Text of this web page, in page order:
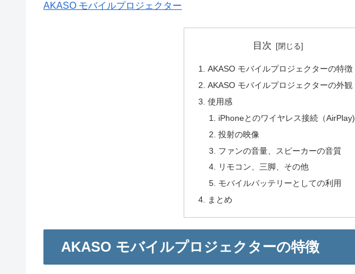
AKASO モバイルプロジェクター
目次
AKASO モバイルプロジェクターの特徴
AKASO モバイルプロジェクターの外観
使用感
iPhoneとのワイヤレス接続（AirPlay)
投射の映像
ファンの音量、スピーカーの音質
リモコン、三脚、その他
モバイルバッテリーとしての利用
まとめ
AKASO モバイルプロジェクターの特徴